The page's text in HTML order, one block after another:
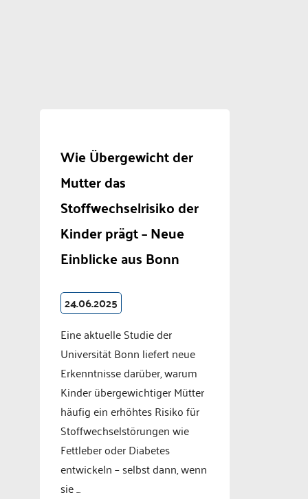
Wie Übergewicht der
Mutter das
Stoffwechselrisiko der
Kinder prägt – Neue
Einblicke aus Bonn
24.06.2025
Eine aktuelle Studie der
Universität Bonn liefert neue
Erkenntnisse darüber, warum
Kinder übergewichtiger Mütter
häufig ein erhöhtes Risiko für
Stoffwechselstörungen wie
Fettleber oder Diabetes
entwickeln – selbst dann, wenn
sie ...